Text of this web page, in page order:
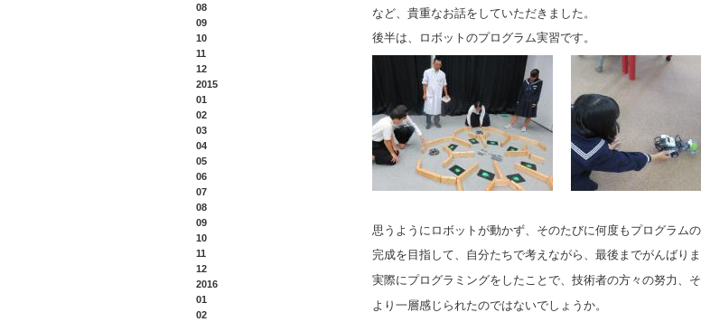
など、貴重なお話をしていただきました。
後半は、ロボットのプログラム実習です。
思うようにロボットが動かず、そのたびに何度もプログラム
完成を目指して、自分たちで考えながら、最後までがんばりま
実際にプログラミングをしたことで、技術者の方々の努力、
より一層感じられたのではないでしょうか。
08
09
10
11
12
2015
01
02
03
04
05
06
07
08
09
10
11
12
2016
01
02